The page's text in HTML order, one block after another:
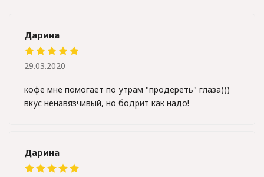
Дарина
кофе мне помогает по утрам "продереть" глаза)))
вкус ненавязчивый, но бодрит как надо!
29.03.2020
Дарина